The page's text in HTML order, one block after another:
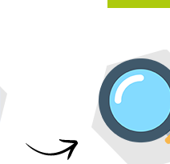
Дома и на улице